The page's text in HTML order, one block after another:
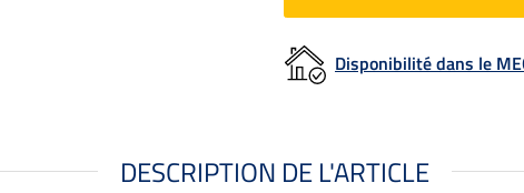
Disponibilité dans le
DESCRIPTION DE L'ARTICLE